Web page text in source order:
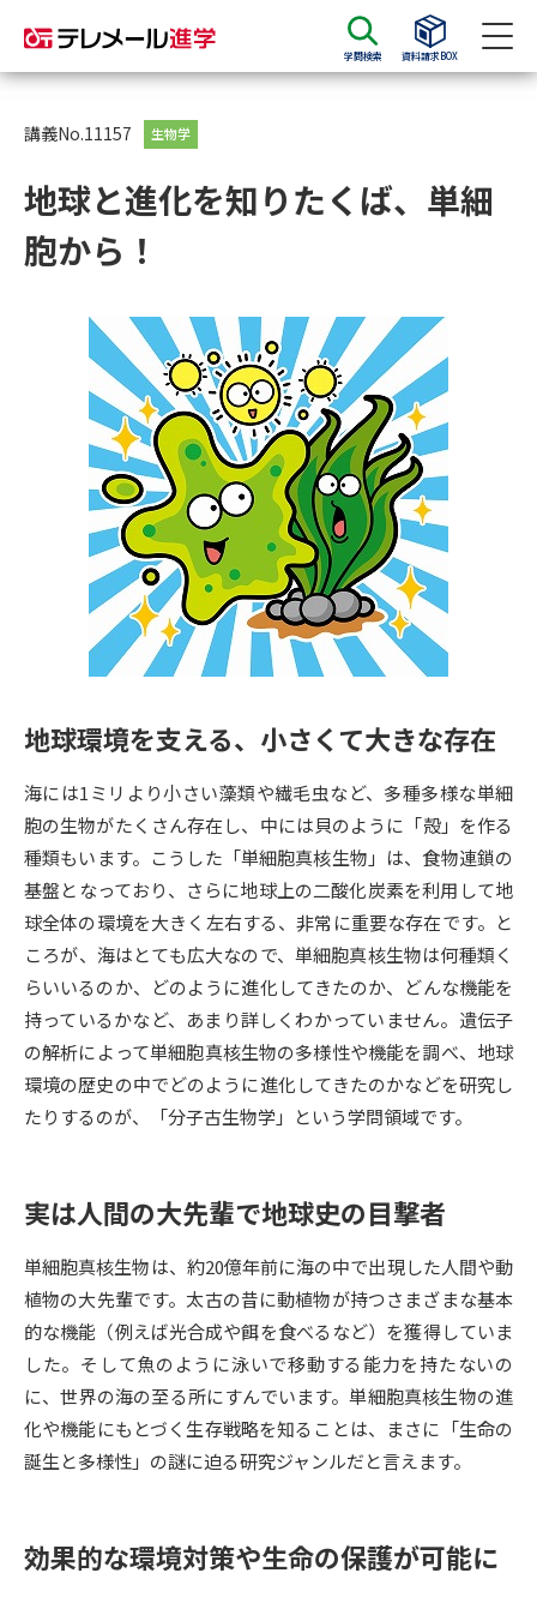
学問検索 資料請求BOX
資料請求
大学・短大の資料種類から請求
総合型選抜・学校推薦型選抜 募
集要項＆願書
大学入学共通テスト利用選抜の
募集要項＆願書
過去問題集
大学・短大以外の資料から請求
専門学校の資料請求 大学院の資料請求
留学・進学関連、塾・予備校
大学入学共通テスト「受験案
内」の請求
大学入学共通テスト「受験上の
配慮案内」の請求
高等学校卒業程度認定試験
幼稚園教員資格認定試験 小学校教員資格認定試験
高等学校（情報）教員資格認定
試験
大学研究 大学検索
大学で学べる内容や特徴を調べる
新増設大学・学部・学科特集
国際・グローバルに強い大学特
集
データサイエンス特集 奨学金・特待生制度特集
（高3生用）
（高2生用）
SELFBRAND特集ページ
オープンキャンパスなどを調べる
オープンキャンパス検索 実施プログラムから探す
講義No.11157 生物学
地球と進化を知りたくば、単細
胞から！
地球環境を支える、小さくて大きな存在
海には1ミリより小さい藻類や繊毛虫など、多種多様な単細
胞の生物がたくさん存在し、中には貝のように「殻」を作る
種類もいます。こうした「単細胞真核生物」は、食物連鎖の
基盤となっており、さらに地球上の二酸化炭素を利用して地
球全体の環境を大きく左右する、非常に重要な存在です。と
ころが、海はとても広大なので、単細胞真核生物は何種類く
らいいるのか、どのように進化してきたのか、どんな機能を
持っているかなど、あまり詳しくわかっていません。遺伝子
の解析によって単細胞真核生物の多様性や機能を調べ、地球
環境の歴史の中でどのように進化してきたのかなどを研究し
たりするのが、「分子古生物学」という学問領域です。
実は人間の大先輩で地球史の目撃者
単細胞真核生物は、約20億年前に海の中で出現した人間や動
植物の大先輩です。太古の昔に動植物が持つさまざまな基本
的な機能（例えば光合成や餌を食べるなど）を獲得していま
した。そして魚のように泳いで移動する能力を持たないの
に、世界の海の至る所にすんでいます。単細胞真核生物の進
化や機能にもとづく生存戦略を知ることは、まさに「生命の
誕生と多様性」の謎に迫る研究ジャンルだと言えます。
効果的な環境対策や生命の保護が可能に